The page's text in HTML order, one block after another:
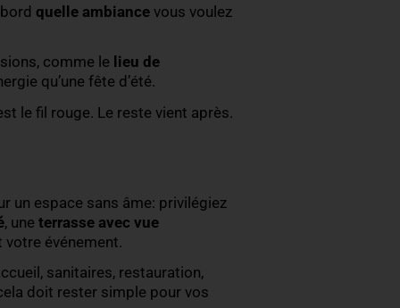
toutes vos décisions, comme le
pas la même énergie qu’une fête d’été.
L’ambiance, c’est le fil rouge. Le reste vient